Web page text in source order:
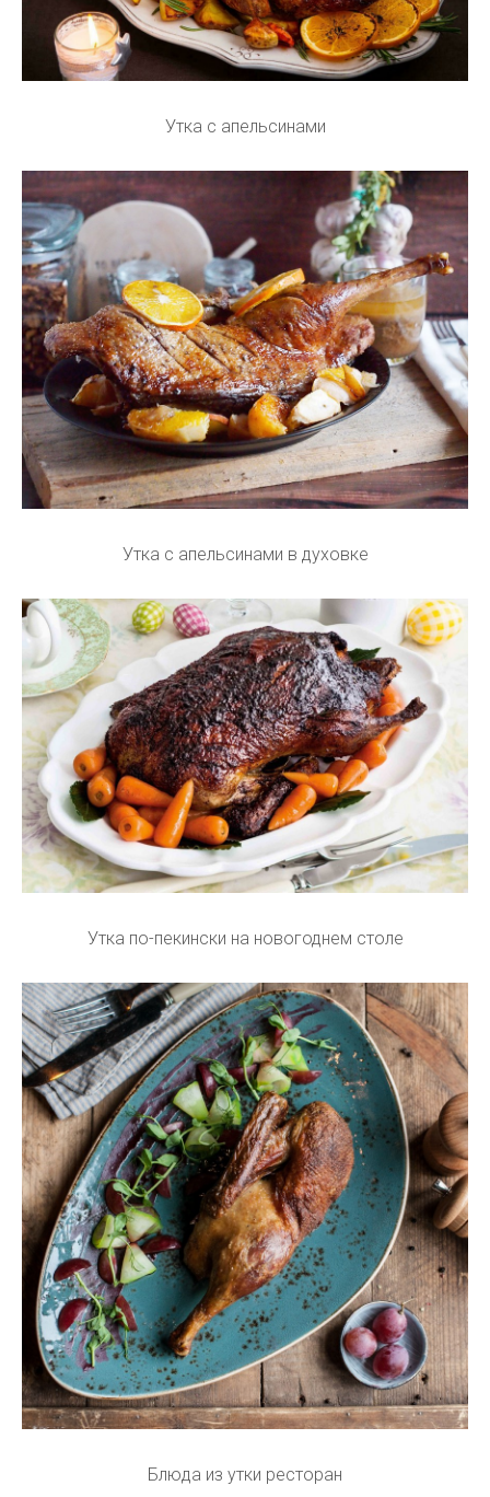
Утка с апельсинами
Утка с апельсинами в духовке
Утка по-пекински на новогоднем столе
Блюда из утки ресторан